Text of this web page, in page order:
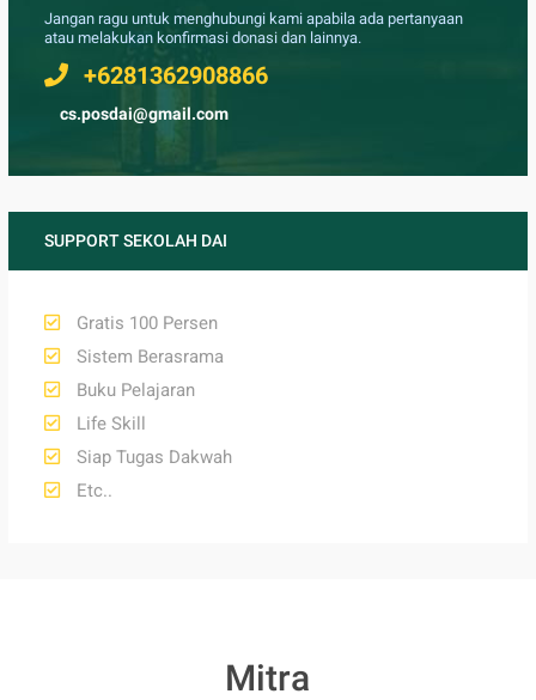
Jangan ragu untuk menghubungi kami apabila ada pertanyaan
atau melakukan konfirmasi donasi dan lainnya.
+6281362908866
cs.posdai@gmail.com
SUPPORT SEKOLAH DAI
Gratis 100 Persen
Sistem Berasrama
Buku Pelajaran
Life Skill
Siap Tugas Dakwah
Etc..
Mitra